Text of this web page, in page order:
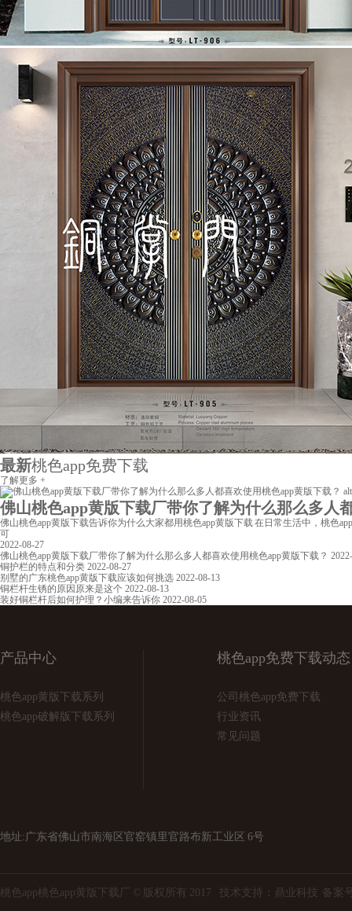
最新桃色app免费下载
了解更多 +
佛山桃色app黄版下载厂带你了解为什么那么多人都
佛山桃色app黄版下载告诉你为什么大家都用桃色app黄版下载 在日常生活中，桃色
可
2022-08-27
佛山桃色app黄版下载厂带你了解为什么那么多人都喜欢使用桃色app黄版下载？
铜护栏的特点和分类 2022-08-27
别墅的广东桃色app黄版下载应该如何挑选 2022-08-13
铜栏杆生锈的原因原来是这个 2022-08-13
装好铜栏杆后如何护理？小编来告诉你 2022-08-05
产品中心
桃色app黄版下载系列
桃色app破解版下载系列
桃色app免费下载动态
公司桃色app免费下载
行业资讯
常见问题
地址:广东省佛山市南海区官窑镇里官路布新工业区 6号
桃色app桃色app黄版下载厂 © 版权所有 2017 技术支持： 鼎业科技 备案号